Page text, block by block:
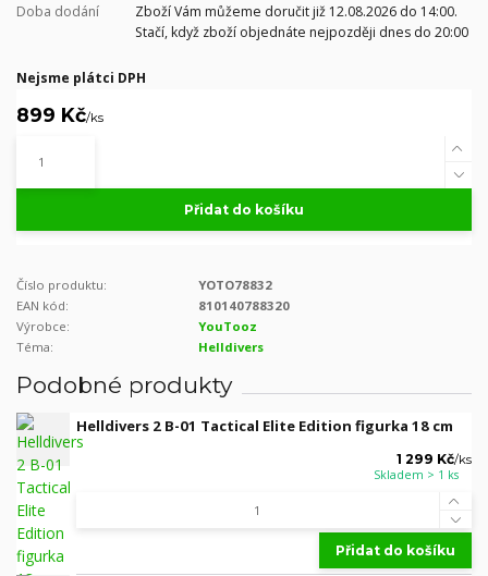
Doba dodání
Zboží Vám můžeme doručit již 12.08.2026 do 14:00.
Stačí, když zboží objednáte nejpozději dnes do 20:00
Nejsme plátci DPH
899 Kč/ks
Přidat do košíku
Číslo produktu:
YOTO78832
EAN kód:
810140788320
Výrobce:
YouTooz
Téma:
Helldivers
Podobné produkty
Helldivers 2 B-01 Tactical Elite Edition figurka 18 cm
1 299 Kč/ks
Skladem > 1 ks
Přidat do košíku